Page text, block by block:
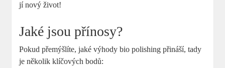
jí nový život!
Jaké jsou přínosy?
Pokud přemýšlíte, jaké výhody bio polishing přináší, tady
je několik klíčových bodů: